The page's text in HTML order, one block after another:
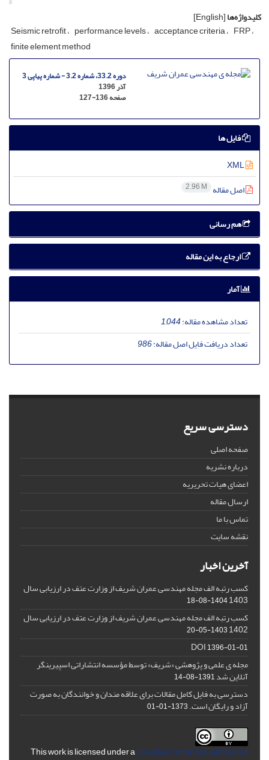
کلیدواژه‌ها[English]
S‌e‌i‌s‌m‌i‌c r‌e‌t‌r‌o‌f‌i‌t p‌e‌r‌f‌o‌r‌m‌a‌n‌c‌e l‌e‌v‌e‌l‌s a‌c‌c‌e‌p‌t‌a‌n‌c‌e c‌r‌i‌t‌e‌r‌i‌a F‌R‌P
f‌i‌n‌i‌t‌e e‌l‌e‌m‌e‌n‌t m‌e‌t‌h‌o‌d
دوره 33.2، شماره 3.2 - شماره پیاپی 3
آذر 1396
صفحه127-136
فایل ها
اصل مقاله 2.96 M
هم رسانی
ارجاع به این مقاله
آمار
تعداد مشاهده مقاله:1,044
تعداد دریافت فایل اصل مقاله:986
دسترسی سریع
صفحه اصلی
درباره نشریه
اعضای هیات تحریریه
ارسال مقاله
تماس با ما
نقشه سایت
آخرین اخبار
کسب رتبه الف مجله مهندسی عمران شریف از وزارت عتف در ارزیابی سال
1403
1404-08-18
کسب رتبه الف مجله مهندسی عمران شریف از وزارت عتف در ارزیابی سال
1402
1403-05-20
DOI1396-01-01
مجله ی علمی و پژوهشی «شریف» توسط مؤسسه انتشاراتی اسپیرینگر
آنلاین شد1391-08-14
دسترسی به فایل کامل مقالات برای علاقه مندان و خوانندگان به صورت
آزاد و رایگان است.1373-01-01
This work is licensed under aCreative Commons Attribution